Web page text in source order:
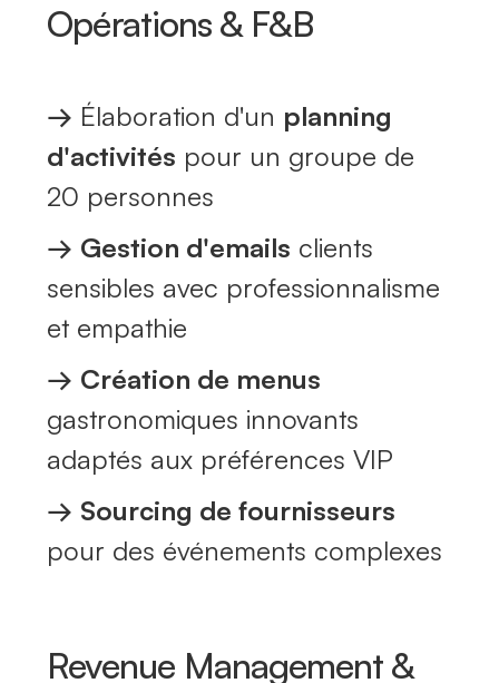
Opérations & F&B
→ Élaboration d'un planning
d'activités pour un groupe de
20 personnes
→ Gestion d'emails clients
sensibles avec professionnalisme
et empathie
→ Création de menus
gastronomiques innovants
adaptés aux préférences VIP
→ Sourcing de fournisseurs
pour des événements complexes
Revenue Management &